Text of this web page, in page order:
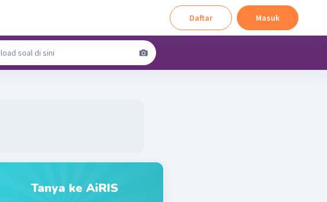
Daftar Masuk
Tanya ke AiRIS